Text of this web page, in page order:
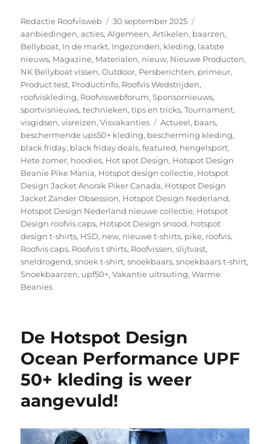
Auteur
Redactie Roofvisweb
Geplaatst
op
30 september 2025
aanbiedingen,acties,Algemeen,Artikelen, baarzen,
Bellyboat, In de markt, Ingezonden, kleding, laatste
nieuws, Magazine, Materialen, nieuw, Nieuwe Producten,
NK Bellyboat vissen,Outdoor, Persberichten, primeur,
Product test, Productinfo, Roofvis Wedstrijden,
roofviskleding, Roofviswebforum,Sponsornieuws,
sportvisnieuws,technieken,tips en tricks,Tournament,
visgidsen,visreizen,Visvakanties Tags
Actueel, baars,
beschermende ups50+ kleding, bescherming kleding,
black friday, black friday deals,featured, hengelsport,
Hete zomer, hoodies, Hot spot Design, Hotspot Design
Beanie Pike Mania, Hotspot design collectie, Hotspot
Design Jacket Anorak Piker Canada, Hotspot Design
Jacket Zander Obsession, Hotspot Design Nederland,
Hotspot Design Nederland nieuwe collectie, Hotspot
Design roofvis caps, Hotspot Design snood, hotspot
design t-shirts, HSD, new, nieuwe t-shirts, pike, roofvis,
Roofvis caps, Roofvis t shirts, Roofvissen,slijtvast,
sneldrogend,snoek t-shirt,snoekbaars,snoekbaars t-shirt,
Snoekbaarzen, upf50+,Vakantie uitrsuting,Warme
Beanies
De Hotspot Design
Ocean Performance UPF
50+ kleding is weer
aangevuld!